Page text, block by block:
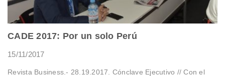
CADE 2017: Por un solo Perú
15/11/2017
Revista Business.- 28.19.2017. Cónclave Ejecutivo // Con el